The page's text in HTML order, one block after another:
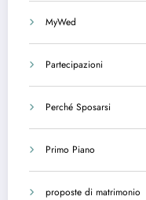
MyWed
Partecipazioni
Perché Sposarsi
Primo Piano
proposte di matrimonio